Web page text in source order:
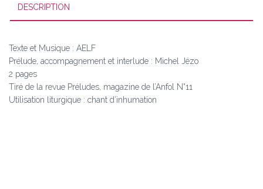
DESCRIPTION
Texte et Musique : AELF
Prélude, accompagnement et interlude : Michel Jézo
2 pages
Tiré de la revue Préludes, magazine de l’Anfol N°11
Utilisation liturgique : chant d’inhumation